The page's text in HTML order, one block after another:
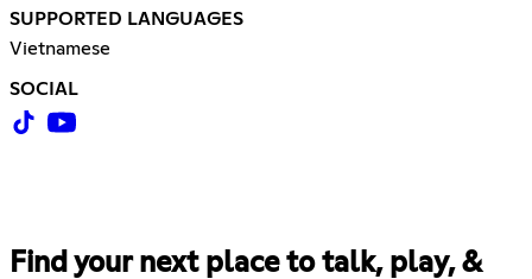
SUPPORTED LANGUAGES
Vietnamese
SOCIAL
Find your next place to talk, play, &